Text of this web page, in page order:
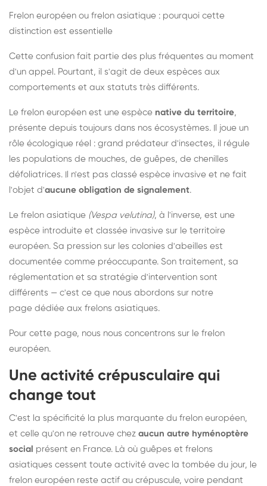
Frelon européen ou frelon asiatique : pourquoi cette
distinction est essentielle
Cette confusion fait partie des plus fréquentes au moment
d'un appel. Pourtant, il s'agit de deux espèces aux
comportements et aux statuts très différents.
Le frelon européen est une espèce native du territoire,
présente depuis toujours dans nos écosystèmes. Il joue un
rôle écologique réel : grand prédateur d'insectes, il régule
les populations de mouches, de guêpes, de chenilles
défoliatrices. Il n'est pas classé espèce invasive et ne fait
l'objet d'aucune obligation de signalement.
Le frelon asiatique (Vespa velutina), à l'inverse, est une
espèce introduite et classée invasive sur le territoire
européen. Sa pression sur les colonies d'abeilles est
documentée comme préoccupante. Son traitement, sa
réglementation et sa stratégie d'intervention sont
différents — c'est ce que nous abordons sur notre
page dédiée aux frelons asiatiques.
Pour cette page, nous nous concentrons sur le frelon
européen.
Une activité crépusculaire qui
change tout
C'est la spécificité la plus marquante du frelon européen,
et celle qu'on ne retrouve chez aucun autre hyménoptère
social présent en France. Là où guêpes et frelons
asiatiques cessent toute activité avec la tombée du jour, le
frelon européen reste actif au crépuscule, voire pendant